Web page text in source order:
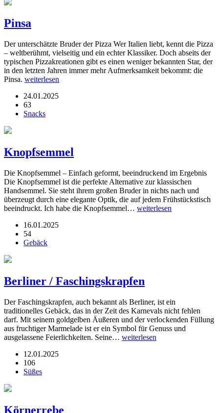
Pinsa
Der unterschätzte Bruder der Pizza Wer Italien liebt, kennt die Pizza
– weltberühmt, vielseitig und ein echter Klassiker. Doch abseits der
typischen Pizzakreationen gibt es einen weniger bekannten Star, der
in den letzten Jahren immer mehr Aufmerksamkeit bekommt: die
Pinsa. weiterlesen
24.01.2025
63
Snacks
Knopfsemmel
Die Knopfsemmel – Einfach geformt, beeindruckend im Ergebnis
Die Knopfsemmel ist die perfekte Alternative zur klassischen
Handsemmel. Sie steht ihrem großen Bruder in nichts nach und
überzeugt durch eine elegante Optik, die auf jedem Frühstückstisch
beeindruckt. Ich habe die Knopfsemmel… weiterlesen
16.01.2025
54
Gebäck
Berliner / Faschingskrapfen
Der Faschingskrapfen, auch bekannt als Berliner, ist ein
traditionelles Gebäck, das in der Zeit des Karnevals nicht fehlen
darf. Mit seinem goldgelben Äußeren und der verlockenden Füllung
aus fruchtiger Marmelade ist er ein Symbol für Genuss und
ausgelassene Feierlichkeiten. Seine… weiterlesen
12.01.2025
106
Süßes
Körnerrebe